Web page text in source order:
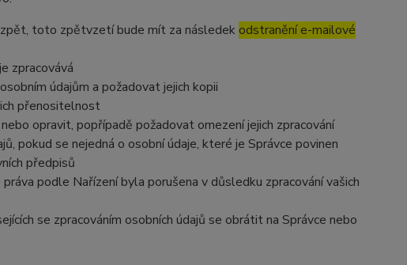
toto zpětvzetí bude mít za následek odstranění e-mailové
zpracovává
údajům a požadovat jejich kopii
přenositelnost
opravit, popřípadě požadovat omezení jejich zpracování
pokud se nejedná o osobní údaje, které je Správce povinen
předpisů
podle Nařízení byla porušena v důsledku zpracování vašich
se zpracováním osobních údajů se obrátit na Správce nebo